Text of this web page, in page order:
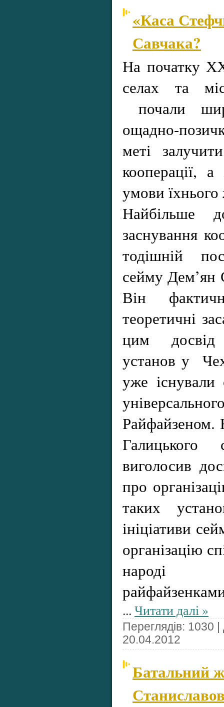
«Каса
Савчака?
На початку
селах та
почали
ощадно-
меті
кооперації,
умови
Найбільше
заснування
тодішній
сейму Дем’ян
Він
теоретичні
цим досвід
установ у
уже існували
Райфайзеном.
виголосив
про
таких
ініціативи
організацію
народі
... Читати далі »
Переглядів: 1030
20.04.2012
Батальний